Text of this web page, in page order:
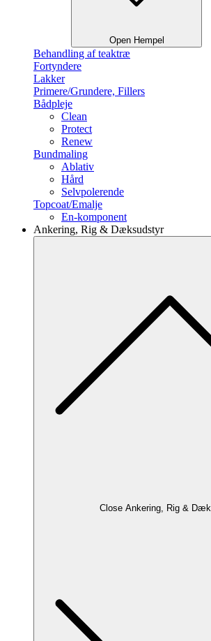
Open Hempel
Behandling af teaktræ
Fortyndere
Lakker
Primere/Grundere, Fillers
Bådpleje
Clean
Protect
Renew
Bundmaling
Ablativ
Hård
Selvpolerende
Topcoat/Emalje
En-komponent
Ankering, Rig & Dæksudstyr
Close Ankering, Rig &